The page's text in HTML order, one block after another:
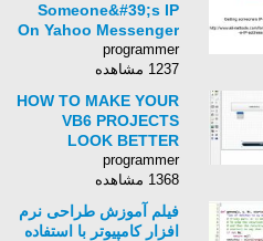
Someone&#39;s IP
On Yahoo Messenger
programmer
1237 مشاهده
HOW TO MAKE YOUR
VB6 PROJECTS
LOOK BETTER
programmer
1368 مشاهده
فیلم آموزش طراحی نرم
افزار کامپیوتر با استفاده